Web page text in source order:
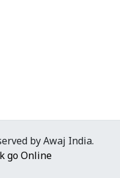
by Awaj India.
go Online